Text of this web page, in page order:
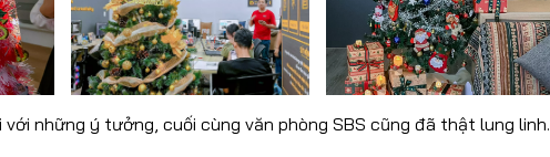
với những ý tưởng, cuối cùng văn phòng SBS cũng đã thật lung linh.